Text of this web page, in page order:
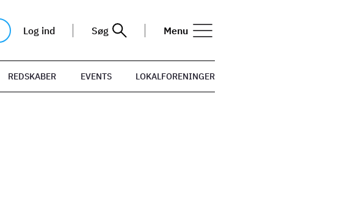
Log ind Søg Menu
REDSKABER EVENTS LOKALFORENINGER